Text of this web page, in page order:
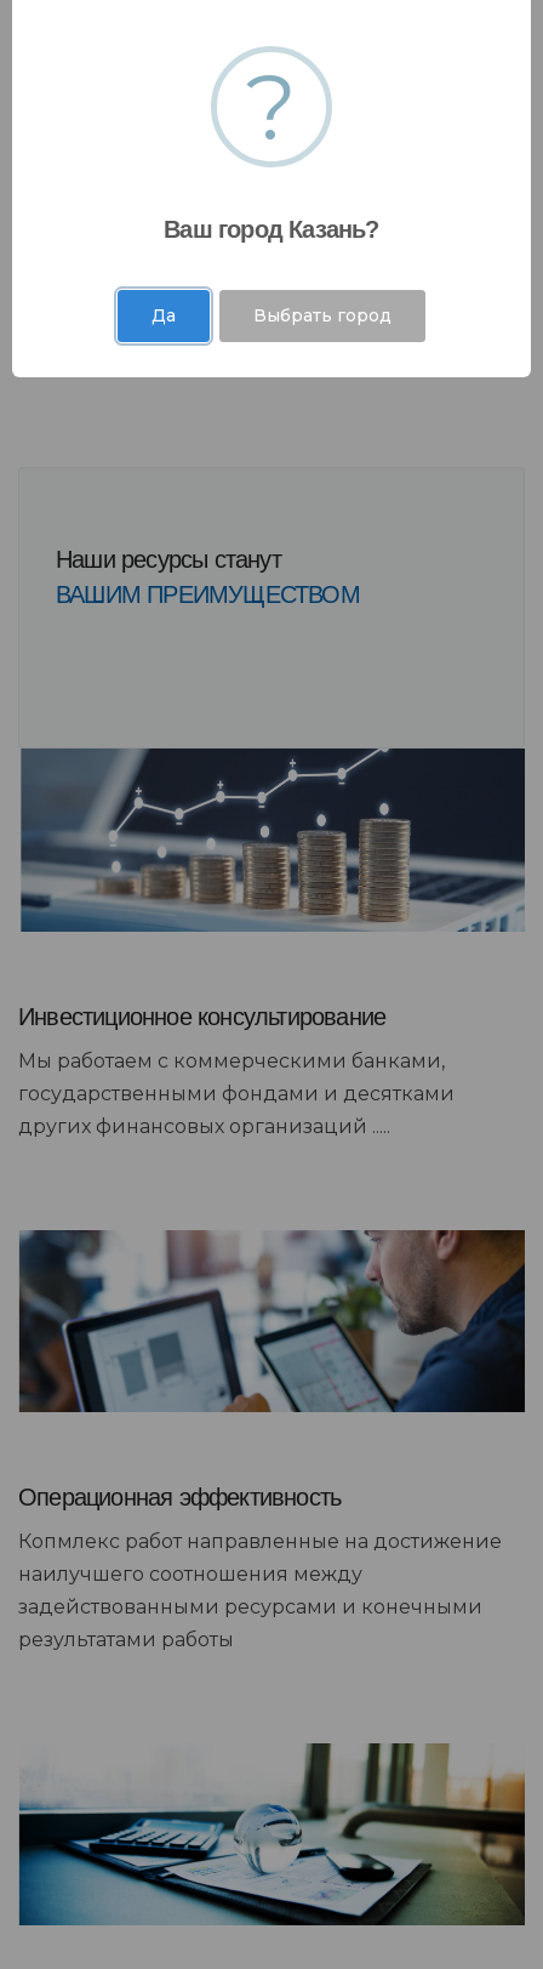
Разработка стратегии декарбонизации
подразделения/предприятия/компании
Разработка детального плана реализации
предприятия/компании
Наши ресурсы станут
ВАШИМ ПРЕИМУЩЕСТВОМ
Инвестиционное консультирование
Мы работаем с коммерческими банками,
государственными фондами и десятками
других финансовых организаций .....
Операционная эффективность
Копмлекс работ направленные на достижение
наилучшего соотношения между
задействованными ресурсами и конечными
результатами работы
?
Ваш город Казань?
Да Выбрать город